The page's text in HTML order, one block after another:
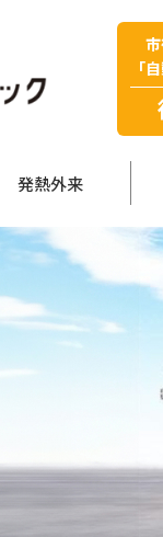
「
発熱外来